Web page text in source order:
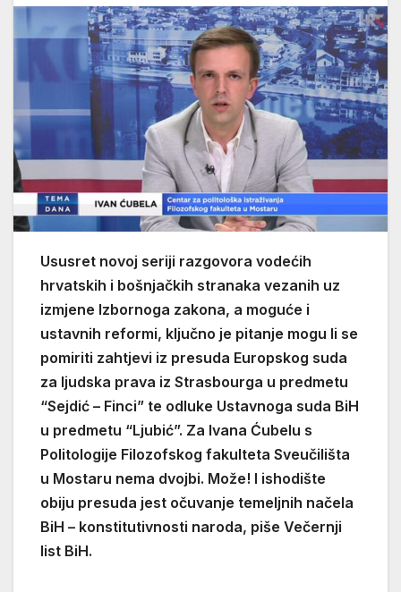
Ususret novoj seriji razgovora vodećih
hrvatskih i bošnjačkih stranaka vezanih uz
izmjene Izbornoga zakona, a moguće i
ustavnih reformi, ključno je pitanje mogu li se
pomiriti zahtjevi iz presuda Europskog suda
za ljudska prava iz Strasbourga u predmetu
“Sejdić – Finci” te odluke Ustavnoga suda BiH
u predmetu “Ljubić”. Za Ivana Ćubelu s
Politologije Filozofskog fakulteta Sveučilišta
u Mostaru nema dvojbi. Može! I ishodište
obiju presuda jest očuvanje temeljnih načela
BiH – konstitutivnosti naroda, piše Večernji
list BiH.